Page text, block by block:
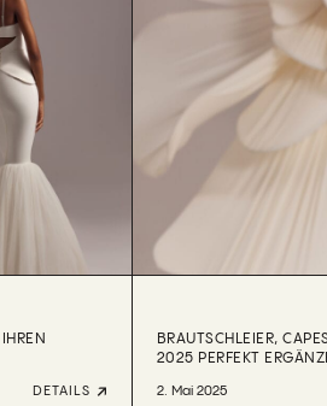
DETAILS
BRAUTSCHLEIER,
2025 PERFEKT
2. Mai 2025